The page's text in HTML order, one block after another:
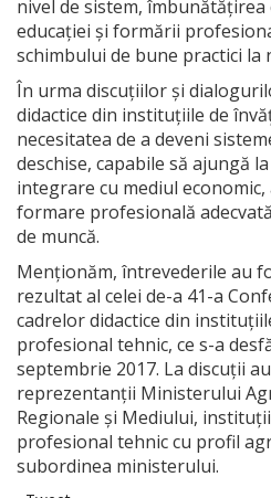
nivel de sistem,
educaţiei şi formării
schimbului de bune practici la
În urma discuțiilor și
didactice din instituțiile de
necesitatea de a deveni
deschise, capabile să ajungă
integrare cu mediul
formare profesională
de muncă.
Menționăm, întrevederile au
rezultat al celei de-a 41-a
cadrelor didactice din
profesional tehnic, ce s-a
septembrie 2017. La discuții
reprezentanții Ministerului
Regionale și Mediului,
profesional tehnic cu profil
subordinea ministerului.